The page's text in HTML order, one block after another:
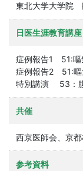
東北大学大学
日医生涯教育講座
症例報告1 51:
症例報告2 51:
特別講演 53：
共催
西京医師会、京
参考資料